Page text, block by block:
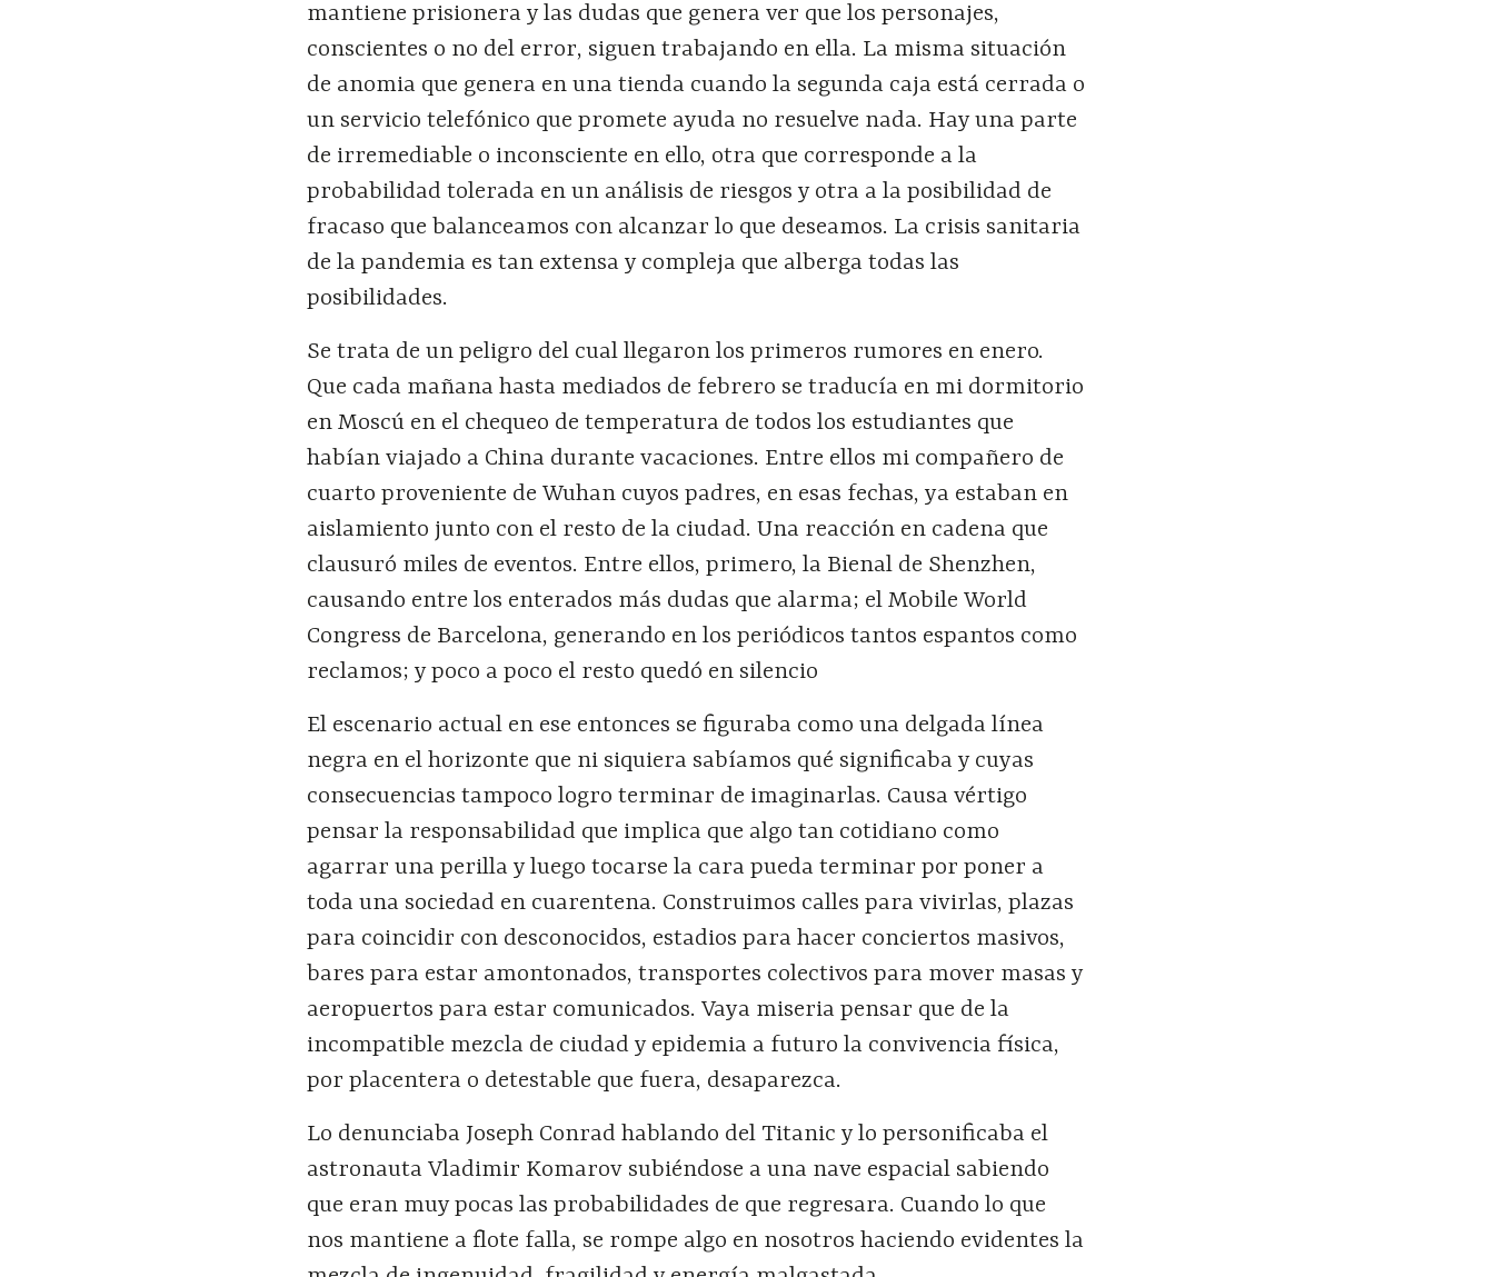
mantiene prisionera y las dudas que genera ver que los personajes,
conscientes o no del error, siguen trabajando en ella. La misma situación
de anomia que genera en una tienda cuando la segunda caja está cerrada o
un servicio telefónico que promete ayuda no resuelve nada. Hay una parte
de irremediable o inconsciente en ello, otra que corresponde a la
probabilidad tolerada en un análisis de riesgos y otra a la posibilidad de
fracaso que balanceamos con alcanzar lo que deseamos. La crisis sanitaria
de la pandemia es tan extensa y compleja que alberga todas las
posibilidades.
Se trata de un peligro del cual llegaron los primeros rumores en enero.
Que cada mañana hasta mediados de febrero se traducía en mi dormitorio
en Moscú en el chequeo de temperatura de todos los estudiantes que
habían viajado a China durante vacaciones. Entre ellos mi compañero de
cuarto proveniente de Wuhan cuyos padres, en esas fechas, ya estaban en
aislamiento junto con el resto de la ciudad. Una reacción en cadena que
clausuró miles de eventos. Entre ellos, primero, la Bienal de Shenzhen,
causando entre los enterados más dudas que alarma; el Mobile World
Congress de Barcelona, generando en los periódicos tantos espantos como
reclamos; y poco a poco el resto quedó en silencio
El escenario actual en ese entonces se figuraba como una delgada línea
negra en el horizonte que ni siquiera sabíamos qué significaba y cuyas
consecuencias tampoco logro terminar de imaginarlas. Causa vértigo
pensar la responsabilidad que implica que algo tan cotidiano como
agarrar una perilla y luego tocarse la cara pueda terminar por poner a
toda una sociedad en cuarentena. Construimos calles para vivirlas, plazas
para coincidir con desconocidos, estadios para hacer conciertos masivos,
bares para estar amontonados, transportes colectivos para mover masas y
aeropuertos para estar comunicados. Vaya miseria pensar que de la
incompatible mezcla de ciudad y epidemia a futuro la convivencia física,
por placentera o detestable que fuera, desaparezca.
Lo denunciaba Joseph Conrad hablando del Titanic y lo personificaba el
astronauta Vladimir Komarov subiéndose a una nave espacial sabiendo
que eran muy pocas las probabilidades de que regresara. Cuando lo que
nos mantiene a flote falla, se rompe algo en nosotros haciendo evidentes la